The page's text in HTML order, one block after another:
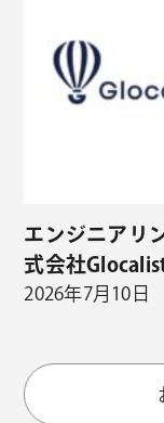
エンジニアリ
式会社
2026年7月10日